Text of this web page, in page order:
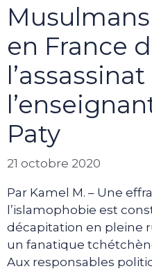
en France
Paty
21 octobre 2020
Par Kamel M. – Une
l’islamophobie est
décapitation en pleine
un fanatique
Aux responsables